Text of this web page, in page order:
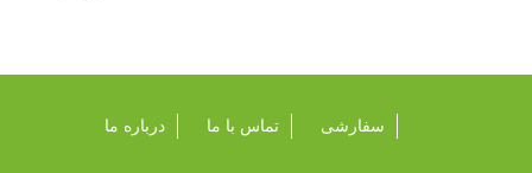
درباره ما تماس با ما سفارشی